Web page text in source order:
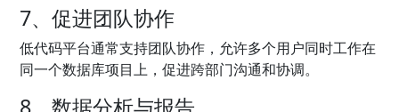
7、促进团队协作
低代码平台通常支持团队协作，允许多个用户同时工作在
同一个数据库项目上，促进跨部门沟通和协调。